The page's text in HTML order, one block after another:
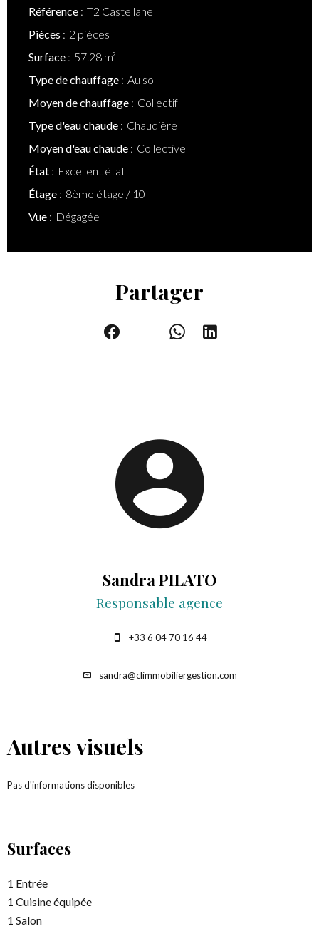
Référence
T2 Castellane
Pièces
2 pièces
Surface
57.28 m²
Type de chauffage
Au sol
Moyen de chauffage
Collectif
Type d'eau chaude
Chaudière
Moyen d'eau chaude
Collective
État
Excellent état
Étage
8ème étage / 10
Vue
Dégagée
Partager
Sandra PILATO
Responsable agence
+33 6 04 70 16 44
sandra@climmobiliergestion.com
Autres visuels
Pas d'informations disponibles
Surfaces
1 Entrée
1 Cuisine équipée
1 Salon